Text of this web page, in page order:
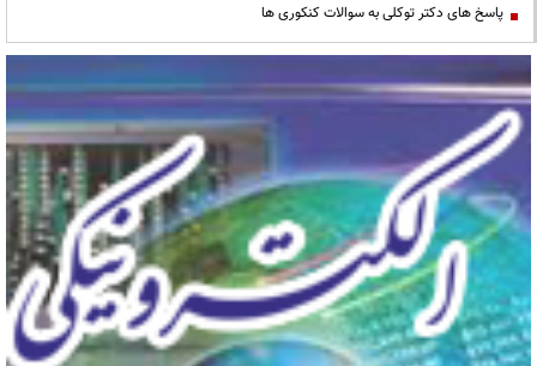
پاسخ های دکتر توکلی به سوالات کنکوری ها